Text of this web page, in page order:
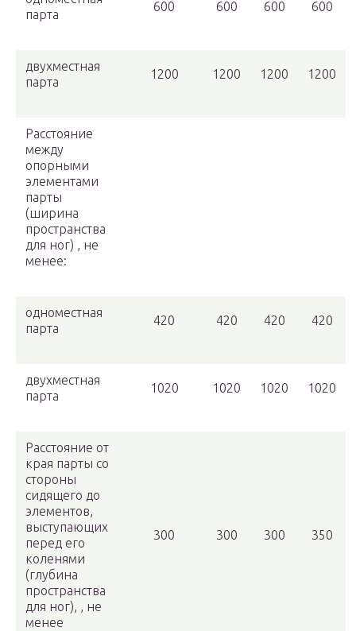
парта
600 600 600 600
двухместная
парта
1200 1200 1200 1200
Расстояние
между
опорными
элементами
парты
(ширина
пространства
для ног) , не
менее:
одноместная
парта
420 420 420 420
двухместная
парта
1020 1020 1020 1020
Расстояние от
края парты со
стороны
сидящего до
элементов,
выступающих
перед его
коленями
(глубина
пространства
для ног), , не
менее
300 300 300 350